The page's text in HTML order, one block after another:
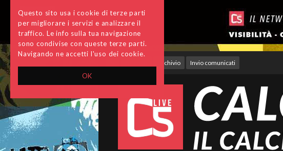
OK
Questo sito usa i cookie di terze parti
per migliorare i servizi e analizzare il
traffico. Le info sulla tua navigazione
sono condivise con queste terze parti.
Navigando ne accetti l'uso dei cookie.
Archivio Invio comunicati